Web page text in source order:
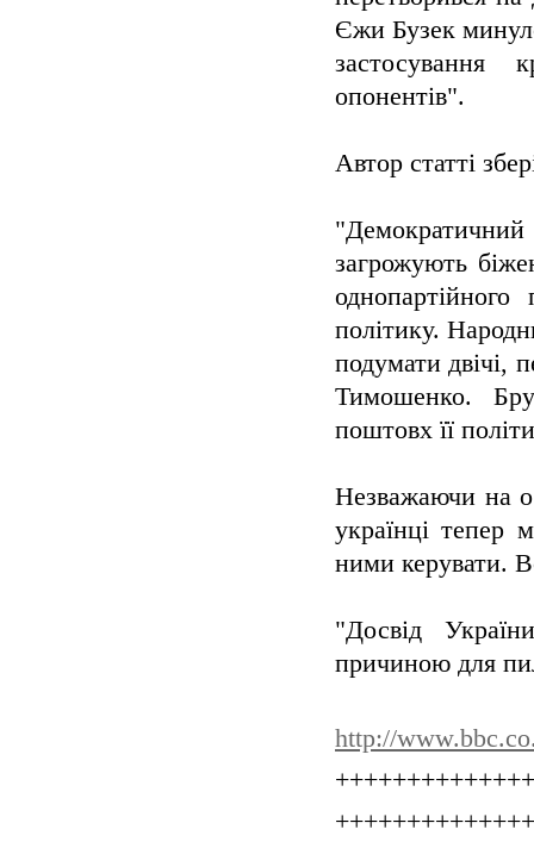
Єжи Бузек
застосування
опонентів".
Автор статті
загрожують
політику.
подумати двічі,
Тимошенко.
поштовх її
Незважаючи на
українці тепер
ними керувати.
"Досвід
причиною для
http://